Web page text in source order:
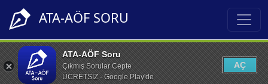
ATA-AÖF SORU
ATA-AÖF Soru
Çıkmış Sorular Cepte
ÜCRETSİZ - Google Play'de
AÇ